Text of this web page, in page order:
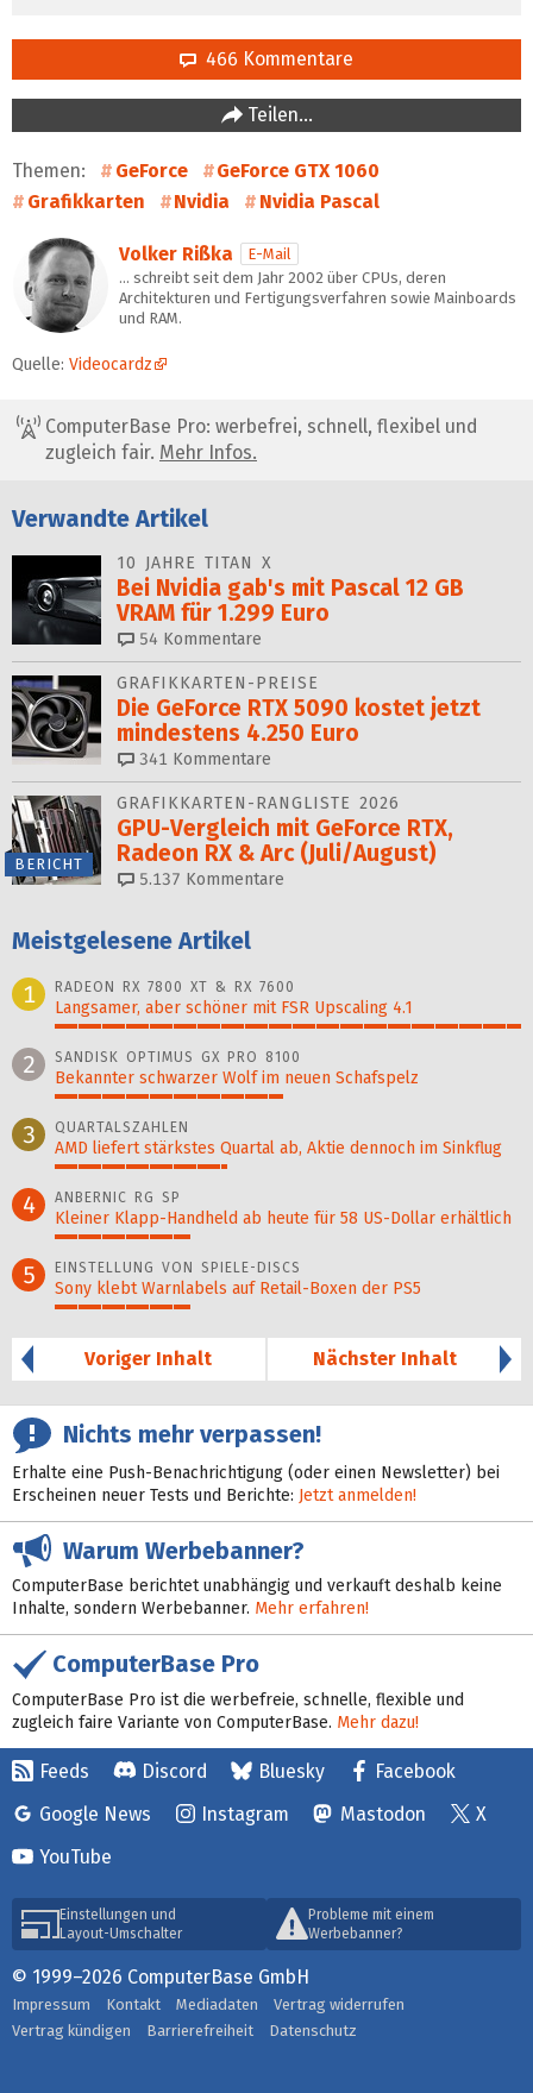
466 Kommentare
Teilen…
Themen: GeForce
GeForce GTX 1060
Grafikkarten
Nvidia Nvidia Pascal
Volker Rißka
E-Mail
… schreibt seit dem Jahr 2002 über CPUs, deren
Architekturen und Fertigungsverfahren sowie Mainboards
und RAM.
Quelle: Videocardz
ComputerBase Pro: werbefrei, schnell, flexibel und
zugleich fair. Mehr Infos.
Verwandte Artikel
10 JAHRE TITAN X
Bei Nvidia gab's mit Pascal 12 GB
VRAM für 1.299 Euro
54 Kommentare
GRAFIKKARTEN-PREISE
Die GeForce RTX 5090 kostet jetzt
mindestens 4.250 Euro
341 Kommentare
BERICHT
GRAFIKKARTEN-RANGLISTE 2026
GPU-Vergleich mit GeForce RTX,
Radeon RX & Arc (Juli/August)
5.137 Kommentare
Meistgelesene Artikel
1
RADEON RX 7800 XT & RX 7600
Langsamer, aber schöner mit FSR Upscaling 4.1
100%
2 SANDISK OPTIMUS GX PRO 8100
Bekannter schwarzer Wolf im neuen Schafspelz
49%
3 QUARTALSZAHLEN
AMD liefert stärkstes Quartal ab, Aktie dennoch im Sinkflug
37%
4 ANBERNIC RG SP
Kleiner Klapp-Hand­held ab heute für 58 US-Dollar er­hält­lich
29%
5 EINSTELLUNG VON SPIELE-DISCS
Sony klebt Warnlabels auf Retail-Boxen der PS5
29%
Voriger Inhalt
Nächster Inhalt
Nichts mehr verpassen!
Erhalte eine Push-Benachrichtigung (oder einen Newsletter) bei
Erscheinen neuer Tests und Berichte: Jetzt anmelden!
Warum Werbebanner?
ComputerBase berichtet unabhängig und verkauft deshalb keine
Inhalte, sondern Werbebanner. Mehr erfahren!
ComputerBase Pro
ComputerBase Pro ist die werbefreie, schnelle, flexible und
zugleich faire Variante von ComputerBase. Mehr dazu!
Feeds Discord Bluesky
Facebook
Google News
Instagram Mastodon
X
YouTube
Einstellungen und
Layout-Umschalter
Probleme mit einem
Werbebanner?
© 1999–2026 ComputerBase GmbH
Impressum Kontakt Mediadaten
Vertrag widerrufen
Vertrag kündigen
Barrierefreiheit Datenschutz